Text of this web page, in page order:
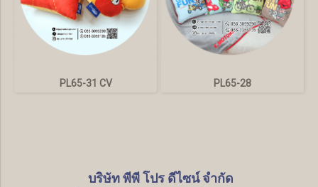
PL65-31 CV PL65-28
บริษัท พีพี โปร ดีไซน์ จำกัด